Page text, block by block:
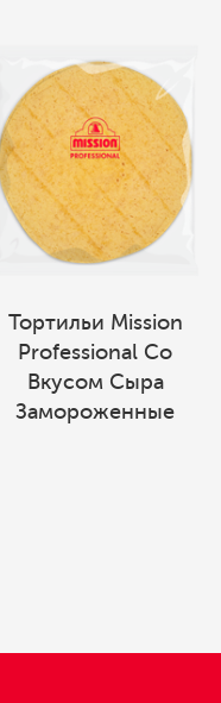
Тортильи Mission
Professional Со
Вкусом Сыра
Замороженные